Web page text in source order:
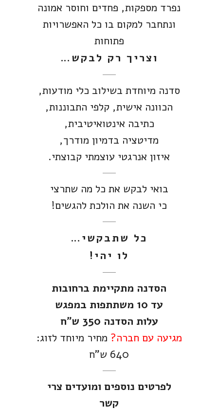
נפרד מספקות, פחדים וחוסר אמונה
ונתחבר למקום בו כל האפשרויות
פתוחות
וצריך רק לבקש…
סדנה מיוחדת בשילוב כלי מודעות,
הכוונה אישית, קלפי התבוננות,
כתיבה אינטואיטיבית,
מדיטציה בדמיון מודרך,
איזון אנרגטי עוצמתי קבוצתי.
בואי לבקש את כל מה שתרצי
כי השנה את הולכת להגשים!
כל שתבקשי…
לו יהי!
הסדנה מתקיימת ברחובות
עד 10 משתתפות במפגש
עלות הסדנה 350 ש"ח
מגיעה עם חברה? מחיר מיוחד לזוג:
640 ש"ח
לפרטים נוספים ומועדים צרי
קשר